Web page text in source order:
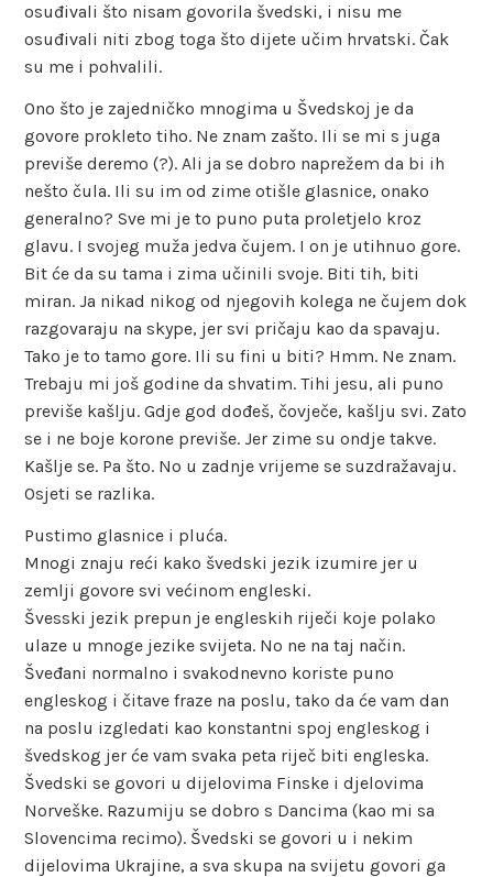
osuđivali što nisam govorila švedski, i nisu me
osuđivali niti zbog toga što dijete učim hrvatski. Čak
su me i pohvalili.
Ono što je zajedničko mnogima u Švedskoj je da
govore prokleto tiho. Ne znam zašto. Ili se mi s juga
previše deremo (?). Ali ja se dobro naprežem da bi ih
nešto čula. Ili su im od zime otišle glasnice, onako
generalno? Sve mi je to puno puta proletjelo kroz
glavu. I svojeg muža jedva čujem. I on je utihnuo gore.
Bit će da su tama i zima učinili svoje. Biti tih, biti
miran. Ja nikad nikog od njegovih kolega ne čujem dok
razgovaraju na skype, jer svi pričaju kao da spavaju.
Tako je to tamo gore. Ili su fini u biti? Hmm. Ne znam.
Trebaju mi još godine da shvatim. Tihi jesu, ali puno
previše kašlju. Gdje god dođeš, čovječe, kašlju svi. Zato
se i ne boje korone previše. Jer zime su ondje takve.
Kašlje se. Pa što. No u zadnje vrijeme se suzdražavaju.
Osjeti se razlika.
Pustimo glasnice i pluća.
Mnogi znaju reći kako švedski jezik izumire jer u
zemlji govore svi većinom engleski.
Švesski jezik prepun je engleskih riječi koje polako
ulaze u mnoge jezike svijeta. No ne na taj način.
Šveđani normalno i svakodnevno koriste puno
engleskog i čitave fraze na poslu, tako da će vam dan
na poslu izgledati kao konstantni spoj engleskog i
švedskog jer će vam svaka peta riječ biti engleska.
Švedski se govori u dijelovima Finske i djelovima
Norveške. Razumiju se dobro s Dancima (kao mi sa
Slovencima recimo). Švedski se govori u i nekim
dijelovima Ukrajine, a sva skupa na svijetu govori ga